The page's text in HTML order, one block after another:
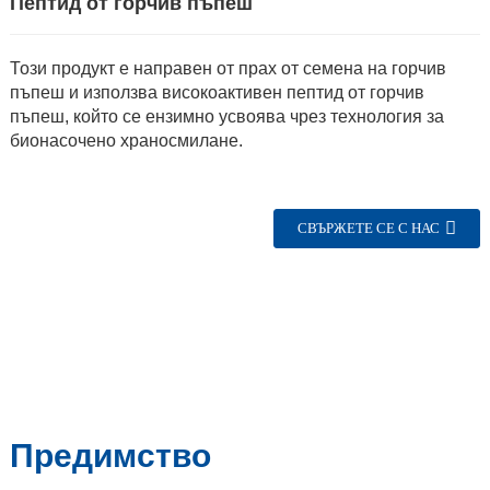
Този продукт е направен от прах от семена на горчив
пъпеш и използва високоактивен пептид от горчив
пъпеш, който се ензимно усвоява чрез технология за
бионасочено храносмилане.
СВЪРЖЕТЕ СЕ С НАС
Предимство